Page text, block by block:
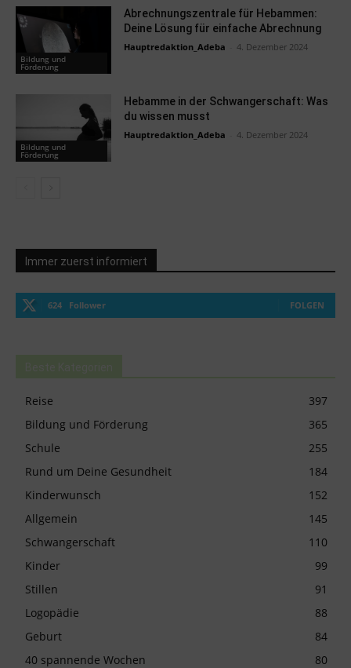
Bildung und
Förderung
Abrechnungszentrale für Hebammen:
Deine Lösung für einfache Abrechnung
Hauptredaktion_Adeba 4. Dezember 2024
Bildung und
Förderung
Hebamme in der Schwangerschaft: Was
du wissen musst
Hauptredaktion_Adeba 4. Dezember 2024
Immer zuerst informiert
624 Follower FOLGEN
Reise
397
Bildung und Förderung
365
Schule
255
Rund um Deine Gesundheit
184
Kinderwunsch
152
Allgemein
145
Schwangerschaft
110
Kinder
99
Stillen
91
Logopädie
88
Geburt
84
40 spannende Wochen
80